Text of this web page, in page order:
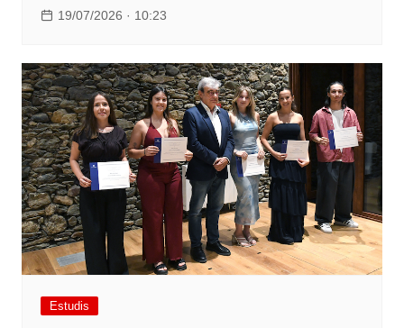
19/07/2026 · 10:23
Estudis